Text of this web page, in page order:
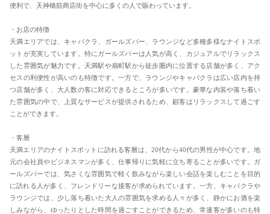
便利で、天神橋筋商店街を中心に多くの人で賑わっています。
・お店の特徴
天満エリアでは、キャバクラ、ガールズバー、ラウンジなど多種多様なナイトスポ
ットが充実しています。特にガールズバーは人気が高く、カジュアルでリラックス
した雰囲気が魅力です。天満駅や扇町駅から徒歩圏内に位置する店舗が多く、アク
セスの利便性が高いのも特徴です。一方で、ラウンジやキャバクラは広い店内を持
つ店舗が多く、大人数の客に対応できるところが多いです。豪華な内装や落ち着い
た雰囲気の中で、上質なサービスが提供されるため、顧客はリラックスして過ごす
ことができます​。
・客層
天満エリアのナイトスポットに訪れる客層は、20代から40代の男性が中心です。地
元の会社員やビジネスマンが多く、仕事帰りに気軽に立ち寄ることが多いです。ガ
ールズバーでは、気さくな雰囲気で軽く飲みながら楽しい会話を楽しむことを目的
に訪れる人が多く、フレンドリーな接客が求められています​。一方、キャバクラや
ラウンジでは、少し落ち着いた大人の雰囲気を求める人々が多く、静かにお酒を楽
しみながら、ゆったりとした時間を過ごすことができるため、常連客が多いのも特